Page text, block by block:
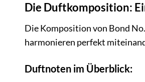
Die Duftkomposition:
Die Komposition von Bond
harmonieren perfekt
Duftnoten im Überblick: